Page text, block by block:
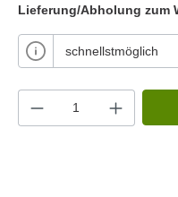
Lieferung/Abholung zum